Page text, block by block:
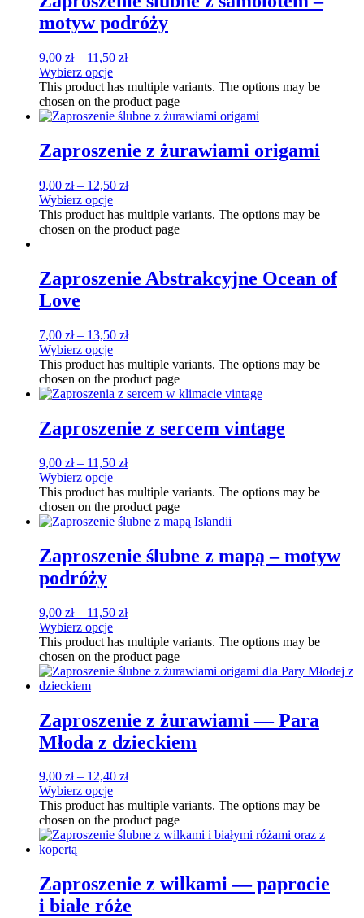
motyw podróży
9,00 zł– 11,50 zł
Wybierz opcje
This product has multiple variants. The options may be
chosen on the product page
Zaproszenie z żurawiami origami
9,00 zł– 12,50 zł
Wybierz opcje
This product has multiple variants. The options may be
chosen on the product page
Zaproszenie Abstrakcyjne Ocean of
Love
7,00 zł– 13,50 zł
Wybierz opcje
This product has multiple variants. The options may be
chosen on the product page
Zaproszenie z sercem vintage
9,00 zł– 11,50 zł
Wybierz opcje
This product has multiple variants. The options may be
chosen on the product page
Zaproszenie ślubne z mapą – motyw
podróży
9,00 zł– 11,50 zł
Wybierz opcje
This product has multiple variants. The options may be
chosen on the product page
Zaproszenie z żurawiami — Para
Młoda z dzieckiem
9,00 zł– 12,40 zł
Wybierz opcje
This product has multiple variants. The options may be
chosen on the product page
Zaproszenie z wilkami — paprocie
i białe róże